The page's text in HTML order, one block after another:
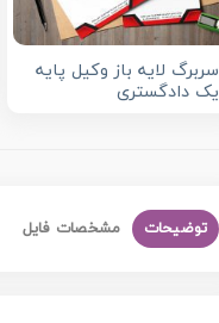
سربرگ لایه باز وکیل پایه
یک دادگستری
توضیحات مشخصات فایل